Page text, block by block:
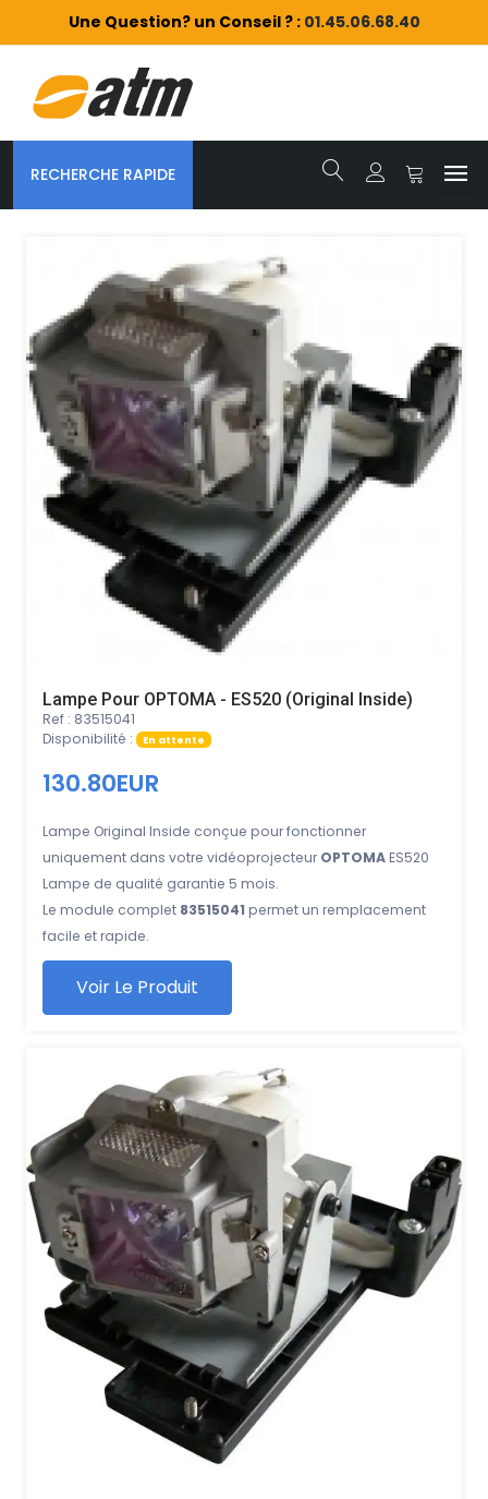
Une Question? un Conseil ? : 01.45.06.68.40
RECHERCHE RAPIDE
Lampe Pour OPTOMA - ES520 (Original Inside)
Ref : 83515041
Disponibilité :
En attente
130.80EUR
Lampe Original Inside conçue pour fonctionner
uniquement dans votre vidéoprojecteur OPTOMAES520
Lampe de qualité garantie 5 mois.
Le module complet 83515041 permet un remplacement
facile et rapide.
Voir Le Produit